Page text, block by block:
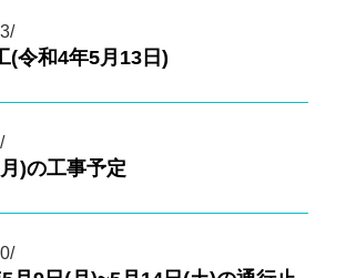
(令和4年5月13日)
)の工事予定